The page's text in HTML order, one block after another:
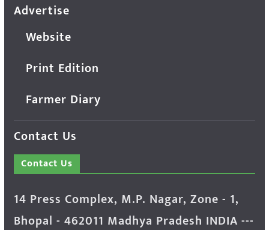
Advertise
Website
Print Edition
Farmer Diary
Contact Us
Contact Us
14 Press Complex, M.P. Nagar, Zone - 1,
Bhopal - 462011 Madhya Pradesh INDIA ---